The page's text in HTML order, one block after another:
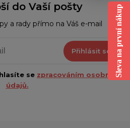
do Vaší pošty
a rady přímo na Váš e-mail
Přihlásit se
se zpracováním osobních
údajů.
Sleva na první nákup